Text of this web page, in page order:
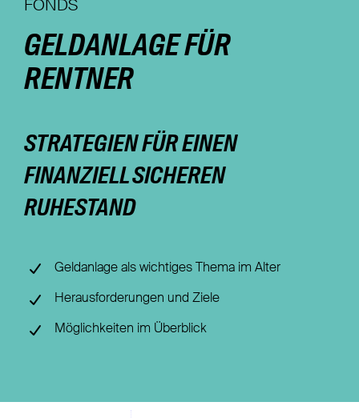
Magazin
FONDS
GELDANLAGE FÜR
RENTNER
STRATEGIEN FÜR EINEN
FINANZIELL SICHEREN
RUHESTAND
Geldanlage als wichtiges Thema im Alter
Herausforderungen und Ziele
Möglichkeiten im Überblick